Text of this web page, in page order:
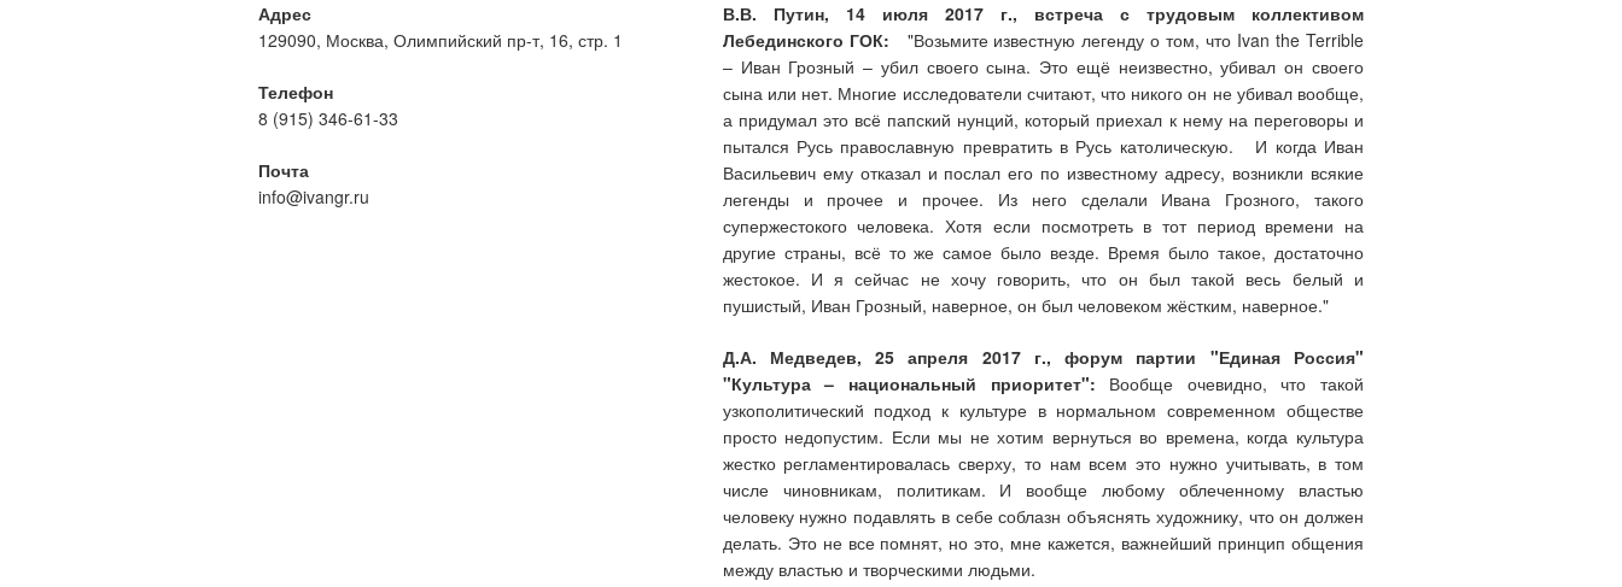
Адрес
129090, Москва, Олимпийский пр-т, 16, стр. 1
Телефон
8 (915) 346-61-33
Почта
info@ivangr.ru
В.В. Путин, 14 июля 2017 г., встреча с трудовым коллективом
Лебединского ГОК: "Возьмите известную легенду о том, что Ivan the Terrible
– Иван Грозный – убил своего сына. Это ещё неизвестно, убивал он своего
сына или нет. Многие исследователи считают, что никого он не убивал вообще,
а придумал это всё папский нунций, который приехал к нему на переговоры и
пытался Русь православную превратить в Русь католическую. И когда Иван
Васильевич ему отказал и послал его по известному адресу, возникли всякие
легенды и прочее и прочее. Из него сделали Ивана Грозного, такого
супержестокого человека. Хотя если посмотреть в тот период времени на
другие страны, всё то же самое было везде. Время было такое, достаточно
жестокое. И я сейчас не хочу говорить, что он был такой весь белый и
пушистый, Иван Грозный, наверное, он был человеком жёстким, наверное."
Д.А. Медведев, 25 апреля 2017 г., форум партии "Единая Россия"
"Культура – национальный приоритет": Вообще очевидно, что такой
узкополитический подход к культуре в нормальном современном обществе
просто недопустим. Если мы не хотим вернуться во времена, когда культура
жестко регламентировалась сверху, то нам всем это нужно учитывать, в том
числе чиновникам, политикам. И вообще любому облеченному властью
человеку нужно подавлять в себе соблазн объяснять художнику, что он должен
делать. Это не все помнят, но это, мне кажется, важнейший принцип общения
между властью и творческими людьми.